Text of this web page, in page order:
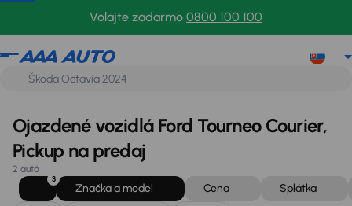
Volajte zadarmo 0800 100 100
Ford
Ojazdené vozidlá Ford Tourneo Courier,
Pickup na predaj
2 autá
3
Značka a model Cena
Splátka